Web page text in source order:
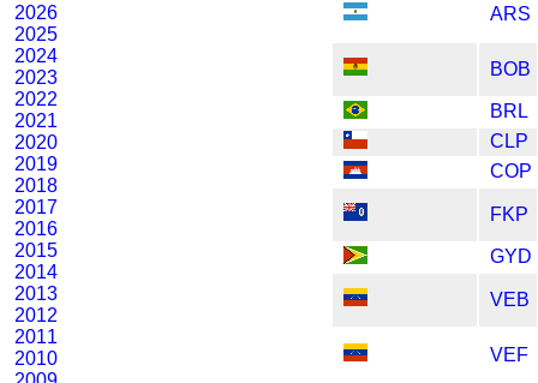
2026
2025
2024
2023
2022
2021
2020
2019
2018
2017
2016
2015
2014
2013
2012
2011
2010
ARS
BOB
BRL
CLP
COP
FKP
GYD
VEB
VEF